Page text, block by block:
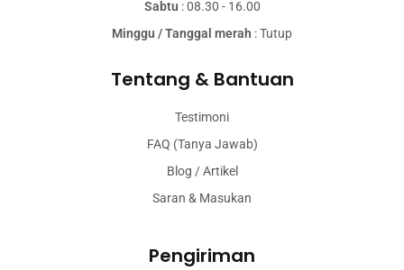
Sabtu : 08.30 - 16.00
Minggu / Tanggal merah : Tutup
Tentang & Bantuan
Testimoni
FAQ (Tanya Jawab)
Blog / Artikel
Saran & Masukan
Pengiriman